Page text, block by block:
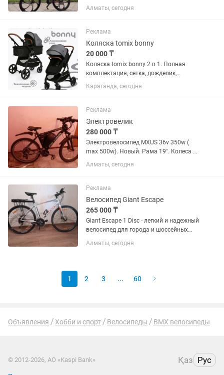
Замок Продам стильный и надежный
горный велосипед в хорошем
тормоза ✅ Переключатели Shimano
✅...
Алматы, сегодня
Реклама
Коляска tomix bonny
20 000 ₸
Коляска tomix bonny 2 в 1. Полная
комплектация, сетка, дождевик,
подстаканник. Состояние идеальное. В
подарок матрасик. Особенности:
прогулочную...
Караганда, сегодня
Реклама
Электровелик
280 000 ₸
Электровелосипед MXUS 36v 350w (
max 500w). Новый. Рама 19". Колеса 26
дюймов. Задний привод. Вес 26 Кг.
Дисковые тормоза. Электродвигатель:
500w) . Дисплей LCD....
Алматы, сегодня
Реклама
Велосипед Giant Escape
265 000 ₸
Giant Escape 1 Disc - легкий и надежный
велосипед для города и шоссейных
ежедневных поездок по городу. Размер
Алматы, сегодня
1 2 3 ... 60
Объявления Хобби и спорт Велосипеды BMX велосипеды
© 2012-2026, АО «Kaspi Bank» Қаз Рус